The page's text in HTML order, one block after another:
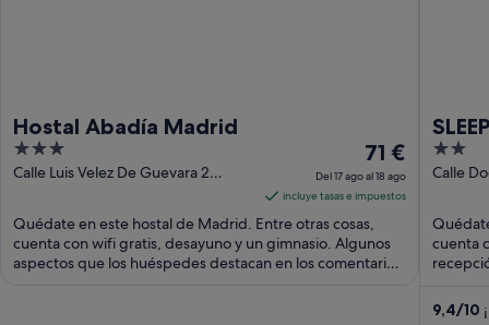
Hostal Abadía Madrid
3
out
5
Calle Luis Velez De Guevara 2
El
precio
es
de
71 €
por
71 €
Del 17 ago al 18 ago
incluye tasas e impuestos
Quédate en este hostal de Madrid. Entre otras cosas,
cuenta con wifi gratis, desayuno y un gimnasio. Algunos
aspectos que los huéspedes destacan en los comentarios
2
out
5
Calle
cuenta
9,4/10